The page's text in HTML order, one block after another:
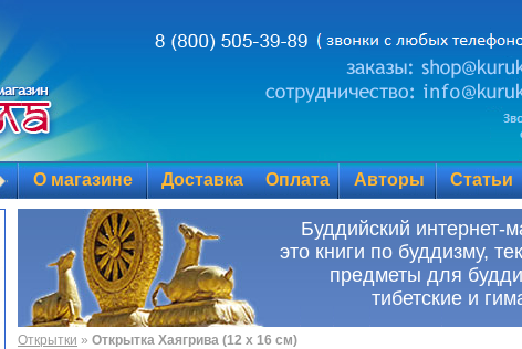
О магазине Доставка Оплата Авторы Статьи
Буддийский
это книги по буддизму,
предметы для
тибетские и
Открытки » Открытка Хаягрива (12 х 16 см)